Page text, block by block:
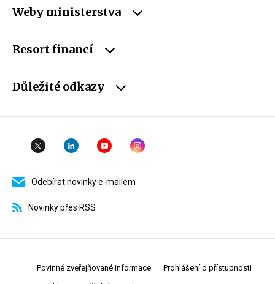
Weby ministerstva
Resort financí
Důležité odkazy
Odebírat novinky e-mailem
Novinky přes RSS
Povinné zveřejňované informace Prohlášení o přístupnosti